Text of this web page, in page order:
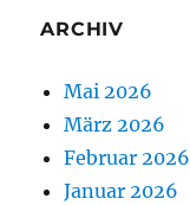
ARCHIV
Mai 2026
März 2026
Februar 2026
Januar 2026